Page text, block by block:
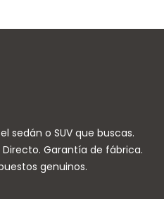
sedán o SUV que buscas.
Garantía de fábrica.
genuinos.